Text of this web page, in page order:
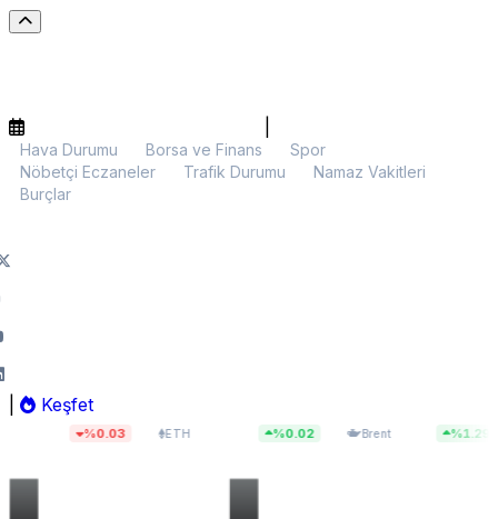
Hava Durumu Borsa ve Finans
Spor
Nöbetçi Eczaneler
Trafik Durumu
Namaz Vakitleri
Burçlar
Keşfet
ETH$1.919,22 Brent $83,55 %1.29 BIST